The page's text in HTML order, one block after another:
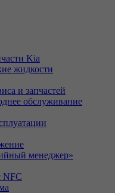
Kia
жидкости
и запчастей
обслуживание
менеджер»
NFC